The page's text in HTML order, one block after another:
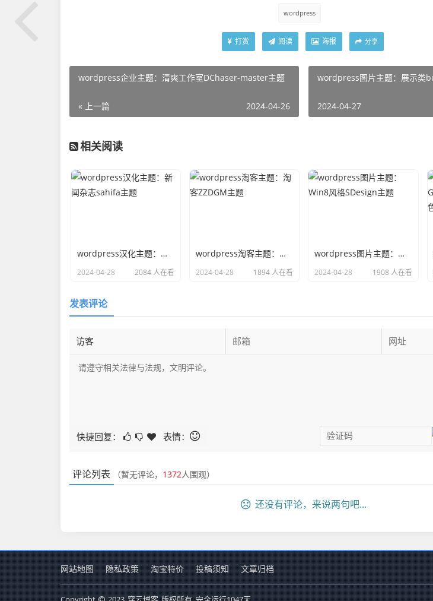
wordpress
打赏 阅读 海报 分享
wordpress企业主题：清爽工作室DChaser-master主题
« 上一篇 2024-04-26
wordpress图片主题：展示类
2024-04-27
相关阅读
wordpress汉化主题：新闻杂志sahifa主题
2024-04-28 2084 人在看
wordpress淘客主题：淘客ZZDGM主题
2024-04-28 1894 人在看
wordpress图片主题：Win8风格SDesign主题
2024-04-28 1908 人在看
发表评论
快捷回复： 表情：
评论列表 （暂无评论， 1372人围观）
还没有评论，来说两句吧...
网站地图 隐私政策 淘宝特价 投稿须知 文章归档